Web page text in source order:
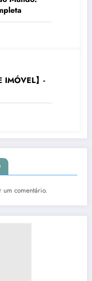
IMÓVEL】-
comentário.